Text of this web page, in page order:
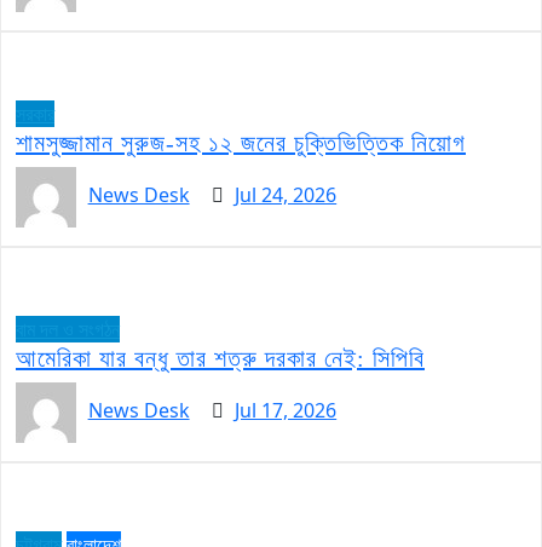
শামসুজ্জামান সুরুজ-সহ ১২ জনের চুক্তিভিত্তিক নিয়োগ
News Desk
Jul 24, 2026
আমেরিকা যার বন্ধু তার শত্রু দরকার নেই: সিপিবি
News Desk
Jul 17, 2026